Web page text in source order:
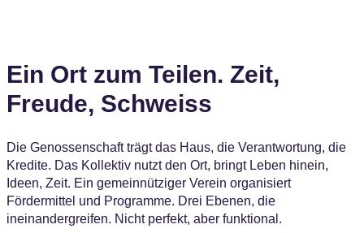
Ein Ort zum Teilen. Zeit,
Freude, Schweiss
Die Genossenschaft trägt das Haus, die Verantwortung, die
Kredite. Das Kollektiv nutzt den Ort, bringt Leben hinein,
Ideen, Zeit. Ein gemeinnütziger Verein organisiert
Fördermittel und Programme. Drei Ebenen, die
ineinandergreifen. Nicht perfekt, aber funktional.